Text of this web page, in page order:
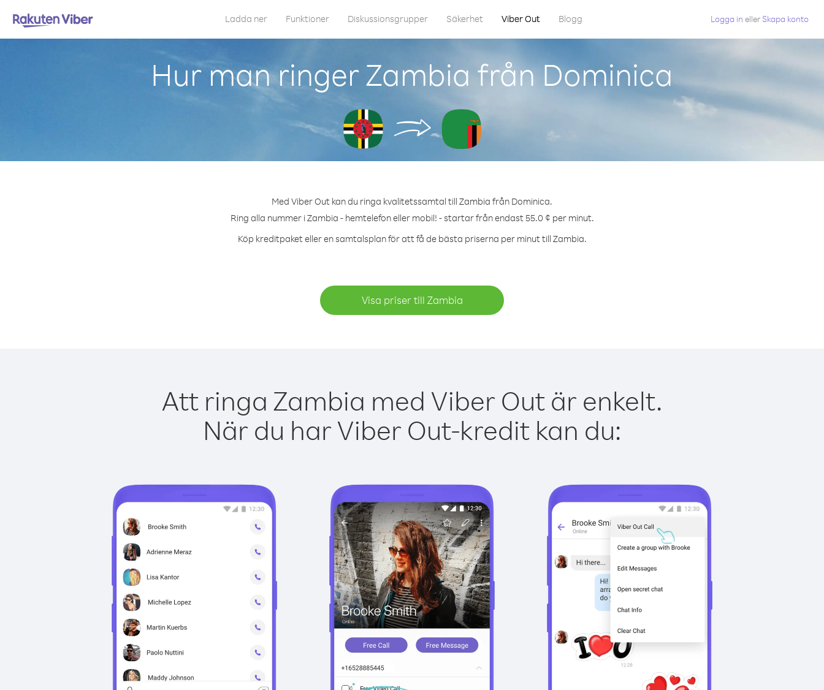
Ladda ner Funktioner Diskussionsgrupper Säkerhet Viber Out Blogg Logga in eller Skapa konto
Hur man ringer Zambia från Dominica
Med Viber Out kan du ringa kvalitetssamtal till Zambia från Dominica.
Ring alla nummer i Zambia - hemtelefon eller mobil! - startar från endast 55.0 ¢ per minut.
Köp kreditpaket eller en samtalsplan för att få de bästa priserna per minut till Zambia.
Visa priser till Zambia
Att ringa Zambia med Viber Out är enkelt.
När du har Viber Out-kredit kan du: